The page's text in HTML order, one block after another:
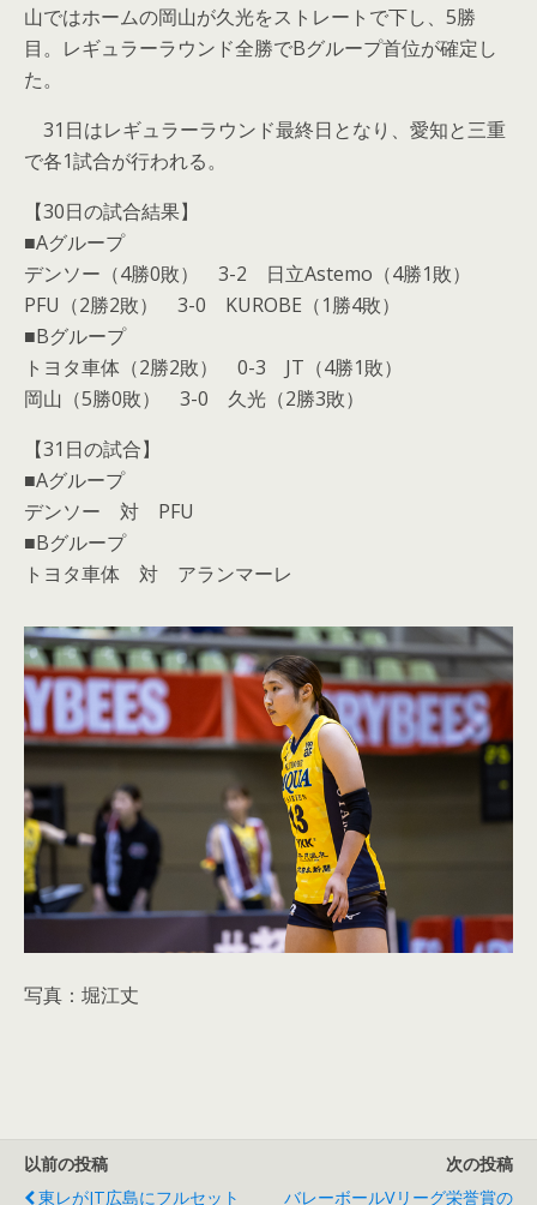
山ではホームの岡山が久光をストレートで下し、5勝
目。レギュラーラウンド全勝でBグループ首位が確定し
た。
31日はレギュラーラウンド最終日となり、愛知と三重
で各1試合が行われる。
【30日の試合結果】
■Aグループ
デンソー（4勝0敗） 3-2 日立Astemo（4勝1敗）
PFU（2勝2敗） 3-0 KUROBE（1勝4敗）
■Bグループ
トヨタ車体（2勝2敗） 0-3 JT（4勝1敗）
岡山（5勝0敗） 3-0 久光（2勝3敗）
【31日の試合】
■Aグループ
デンソー 対 PFU
■Bグループ
トヨタ車体 対 アランマーレ
写真：堀江丈
以前の投稿
東レがJT広島にフルセット
次の投稿
バレーボールVリーグ栄誉賞の